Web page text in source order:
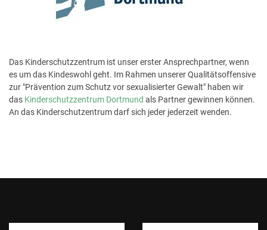
Das Kinderschutzzentrum ist unser erster Ansprechpartner, wenn
es um das Kindeswohl geht. Im Rahmen unserer Qualitätsoffensive
zur "Prävention zum Schutz vor sexualisierter Gewalt" haben wir
das Kinderschutzzentrum Dortmund als Partner gewinnen können.
An das Kinderschutzentrum darf sich jeder jederzeit wenden.